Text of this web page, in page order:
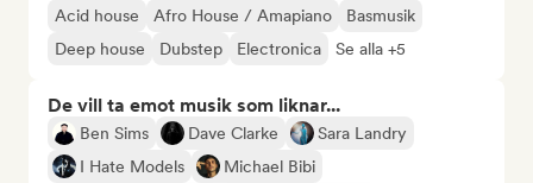
Acid house Afro House / Amapiano
Basmusik
Deep house
Dubstep Electronica Se alla +5
De vill ta emot musik som liknar...
Ben Sims Dave Clarke
Sara Landry
I Hate Models
Michael Bibi